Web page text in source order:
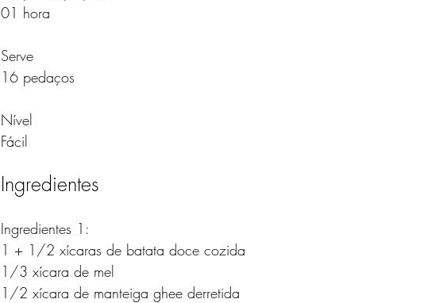
01 hora
Serve
16 pedaços
Nível
Fácil
Ingredientes
Ingredientes 1:
1 + 1/2 xícaras de batata doce cozida
1/3 xícara de mel
1/2 xícara de manteiga ghee derretida